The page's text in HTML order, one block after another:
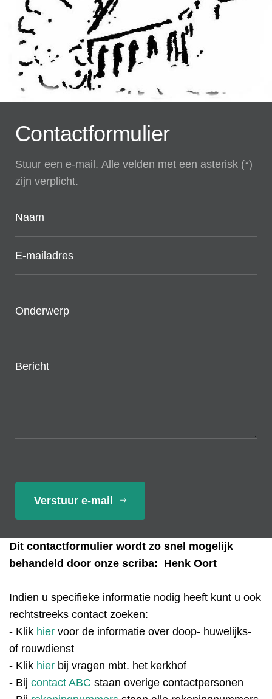
Contactformulier
Stuur een e-mail. Alle velden met een asterisk (*)
zijn verplicht.
Verstuur e-mail
Dit contactformulier wordt zo snel mogelijk
behandeld door onze scriba: Henk Oort
Indien u specifieke informatie nodig heeft kunt u ook
rechtstreeks contact zoeken:
- Klik hier voor de informatie over doop- huwelijks-
of rouwdienst
- Klik hier bij vragen mbt. het kerkhof
- Bij contact ABC staan overige contactpersonen